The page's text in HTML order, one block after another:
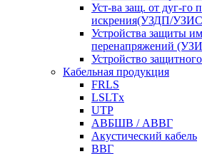
Уст-ва защ. от дуг-го
искрения(УЗДП/
Устройства защиты
перенапряжений
Устройство
Кабельная продукция
FRLS
LSLTx
UTP
АВБШВ / АВВГ
Акустический кабель
ВВГ